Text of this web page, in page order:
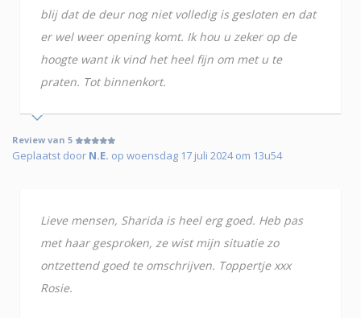
blij dat de deur nog niet volledig is gesloten en dat
er wel weer opening komt. Ik hou u zeker op de
hoogte want ik vind het heel fijn om met u te
praten. Tot binnenkort.
Review van 5
Geplaatst door N.E. op woensdag 17 juli 2024 om 13u54
Lieve mensen, Sharida is heel erg goed. Heb pas
met haar gesproken, ze wist mijn situatie zo
ontzettend goed te omschrijven. Toppertje xxx
Rosie.